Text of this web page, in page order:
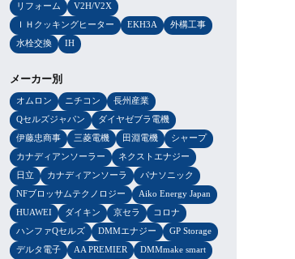
リフォーム
V2H/V2X
ＩＨクッキングヒーター
EKH3A
外構工事
水栓交換
IH
メーカー別
オムロン ニチコン
長州産業
Qセルズジャパン
ダイヤゼブラ電機
伊藤忠商事
三菱電機 田淵電機
シャープ
カナディアンソーラー
ネクストエナジー
日立
カナディアンソーラ
パナソニック
NFブロッサムテクノロジー
Aiko Energy Japan
HUAWEI
ダイキン 京セラ
コロナ
ハンファQセルズ
DMMエナジー
GP Storage
デルタ電子
AA PREMIER
DMMmake smart